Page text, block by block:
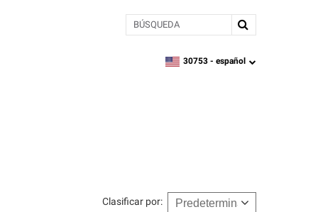
BÚSQUEDA
zipcode,language
30753 - español
Clasificar por: